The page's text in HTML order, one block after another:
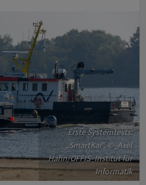
Erste Systemtests:
„SmartKai“. ©_Axel
Hahn/OFFIS–Institut für
Informatik